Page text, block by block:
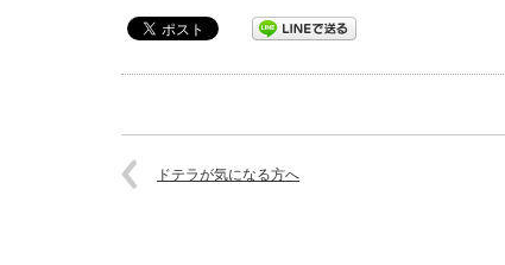
ドテラが気になる方へ